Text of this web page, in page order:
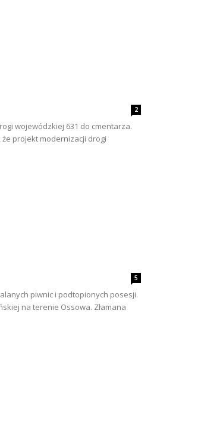
2
wojewódzkiej 631 do cmentarza.
że projekt modernizacji drogi
5
piwnic i podtopionych posesji.
na terenie Ossowa. Złamana